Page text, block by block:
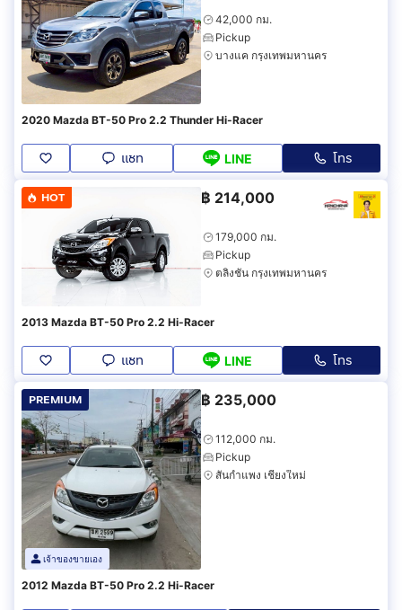
42,000 กม.
Pickup
บางแค กรุงเทพมหานคร
2020 Mazda BT-50 Pro 2.2 Thunder Hi-Racer
แชท LINE โทร
HOT ฿ 214,000
179,000 กม.
Pickup
ตลิ่งชัน กรุงเทพมหานคร
2013 Mazda BT-50 Pro 2.2 Hi-Racer
แชท LINE โทร
PREMIUM
เจ้าของขายเอง
฿ 235,000
112,000 กม.
Pickup
สันกำแพง เชียงใหม่
2012 Mazda BT-50 Pro 2.2 Hi-Racer